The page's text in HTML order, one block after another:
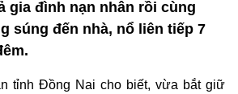
gia đình nạn nhân rồi cùng
súng đến nhà, nổ liên tiếp 7
tỉnh Đồng Nai cho biết, vừa bắt giữ